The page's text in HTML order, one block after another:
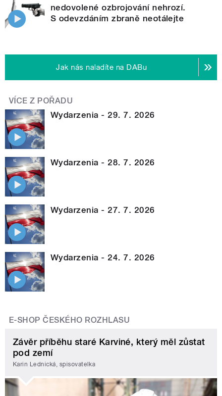
nedovolené ozbrojování nehrozí.
S odevzdáním zbraně neotálejte
Jak nás naladíte na DABu
VÍCE Z POŘADU
Wydarzenia - 29. 7. 2026
Wydarzenia - 28. 7. 2026
Wydarzenia - 27. 7. 2026
Wydarzenia - 24. 7. 2026
E-SHOP ČESKÉHO ROZHLASU
Závěr příběhu staré Karviné, který měl zůstat
pod zemí
Karin Lednická, spisovatelka